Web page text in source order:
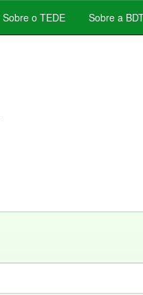
Sobre o TEDE Sobre a